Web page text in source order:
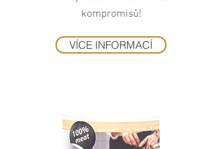
kompromisů!
VÍCE INFORMACÍ